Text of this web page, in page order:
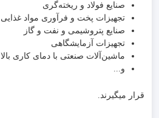
صنایع فولاد و ریخته‌گری
تجهیزات پخت و فرآوری مواد غذایی
صنایع پتروشیمی و نفت و گاز
تجهیزات آزمایشگاهی
ماشین‌آلات صنعتی با دمای کاری بالا
و...
قرار میگیرند.